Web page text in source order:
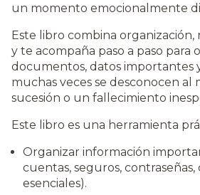
un momento emocionalmente
Este libro combina organización,
y te acompaña paso a paso para
documentos, datos importantes
muchas veces se desconocen
sucesión o un fallecimiento
Este libro es una herramienta
Organizar información
cuentas, seguros,
esenciales).